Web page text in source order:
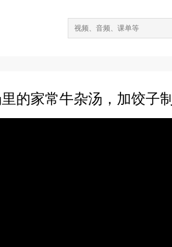
的家常牛杂汤，加饺子